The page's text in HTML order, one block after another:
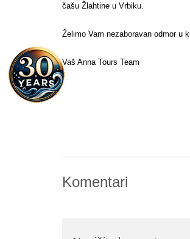
čašu Žlahtine u Vrbiku.
Želimo Vam nezaboravan odmor u
Vaš Anna Tours Team
Komentari